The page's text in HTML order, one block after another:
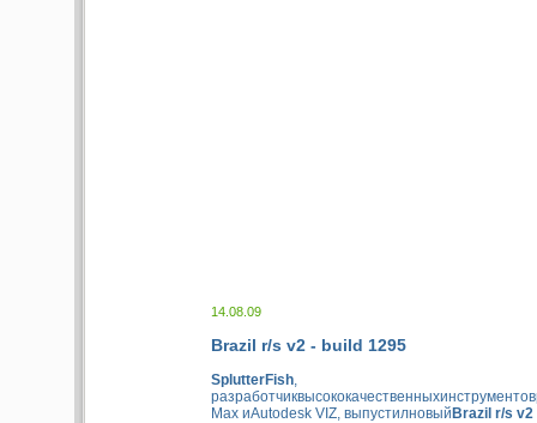
14.08.09
Brazil r/s v2 - build 1295
SplutterFish,
Max иAutodesk VIZ, выпустилновый Brazil r/s v2